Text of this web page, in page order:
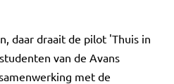
daar draait de pilot 'Thuis in
van de Avans
met de